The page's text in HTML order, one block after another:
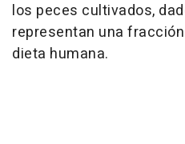
los peces cultivados,
representan una
dieta humana.